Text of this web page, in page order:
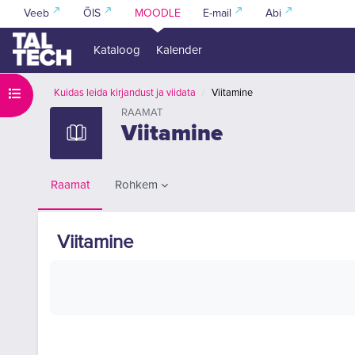
Jäta vahele peasisuni
Veeb ÕIS MOODLE E-mail Abi
Kataloog Kalender
Ava kursuse sisukord
Kuidas leida kirjandust ja viidata
Viitamine
RAAMAT
Viitamine
Raamat Rohkem
Viitamine